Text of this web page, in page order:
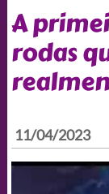
A
rodas
11/04/2023